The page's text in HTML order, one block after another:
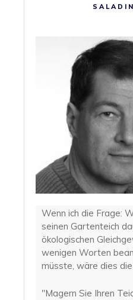
SALADIN
Wenn ich die Frage:
seinen Gartenteich
ökologischen
wenigen Worten
müsste, wäre dies
"Magern Sie Ihren